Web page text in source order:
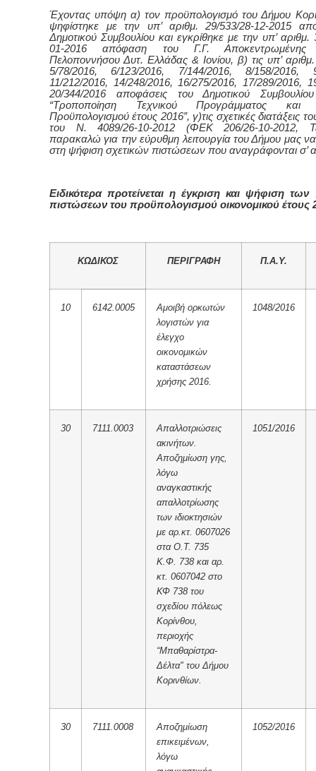
Έχοντας υπόψη α)τον προϋπολογισμό του Δήμου
ψηφίστηκε με την υπ’ αριθμ. 29/533/28-12-2015 απ
Δημοτικού Συμβουλίου και εγκρίθηκε με την υπ’ αριθμ.
01-2016 απόφαση του Γ.Γ. Αποκεντρωμένης
Πελοποννήσου Δυτ. Ελλάδας & Ιονίου, β) τις υπ’
5/78/2016, 6/123/2016, 7/144/2016, 8/158/2016,
11/212/2016, 14/248/2016, 16/275/2016, 17/289/2016,
20/344/2016 αποφάσεις του Δημοτικού
“Τροποποίηση Τεχνικού Προγράμματος και
Προϋπολογισμού έτους 2016”, γ)τις σχετικές διατάξεις
του Ν. 4089/26-10-2012 (ΦΕΚ 206/26-10-2012,
παρακαλώ για την εύρυθμη λειτουργία του Δήμου μας
στη ψήφιση σχετικών πιστώσεων που αναγράφονται σ’
Ειδικότερα προτείνεται η έγκριση και ψήφιση
πιστώσεων του προϋπολογισμού οικονομικού έτους
ΚΩΔΙΚΟΣ ΠΕΡΙΓΡΑΦΗ Π.Α.Υ.
10 6142.0005
Αμοιβή ορκωτών
λογιστών για
έλεγχο
οικονομικών
καταστάσεων
χρήσης 2016.
1048/2016
30 7111.0003
Απαλλοτριώσεις
ακινήτων.
Αποζημίωση γης,
λόγω
αναγκαστικής
απαλλοτρίωσης
των ιδιοκτησιών
με αρ.κτ. 0607026
στα Ο.Τ. 735
Κ.Φ. 738 και αρ.
κτ. 0607042 στο
ΚΦ 738 του
σχεδίου πόλεως
Κορίνθου,
περιοχής
“Μπαθαρίστρα-
Δέλτα" του Δήμου
Κορινθίων.
1051/2016
30 7111.0008
Αποζημίωση
επικειμένων,
λόγω
1052/2016